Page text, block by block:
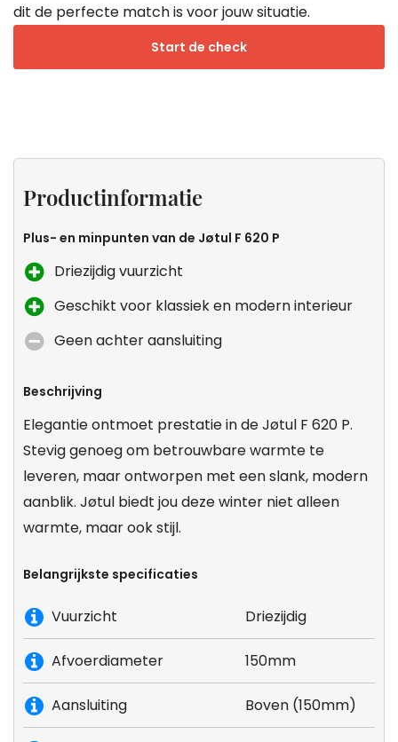
dit de perfecte match is voor jouw situatie.
Start de check
Productinformatie
Plus- en minpunten van de Jøtul F 620 P
Driezijdig vuurzicht
Geschikt voor klassiek en modern interieur
Geen achter aansluiting
Beschrijving
Elegantie ontmoet prestatie in de Jøtul F 620 P.
Stevig genoeg om betrouwbare warmte te
leveren, maar ontworpen met een slank, modern
aanblik. Jøtul biedt jou deze winter niet alleen
warmte, maar ook stijl.
Belangrijkste specificaties
Vuurzicht Driezijdig
Afvoerdiameter 150mm
Aansluiting Boven (150mm)